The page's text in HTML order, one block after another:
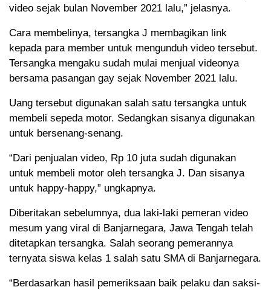
video sejak bulan November 2021 lalu,” jelasnya.
Cara membelinya, tersangka J membagikan link
kepada para member untuk mengunduh video tersebut.
Tersangka mengaku sudah mulai menjual videonya
bersama pasangan gay sejak November 2021 lalu.
Uang tersebut digunakan salah satu tersangka untuk
membeli sepeda motor. Sedangkan sisanya digunakan
untuk bersenang-senang.
“Dari penjualan video, Rp 10 juta sudah digunakan
untuk membeli motor oleh tersangka J. Dan sisanya
untuk happy-happy,” ungkapnya.
Diberitakan sebelumnya, dua laki-laki pemeran video
mesum yang viral di Banjarnegara, Jawa Tengah telah
ditetapkan tersangka. Salah seorang pemerannya
ternyata siswa kelas 1 salah satu SMA di Banjarnegara.
“Berdasarkan hasil pemeriksaan baik pelaku dan saksi-